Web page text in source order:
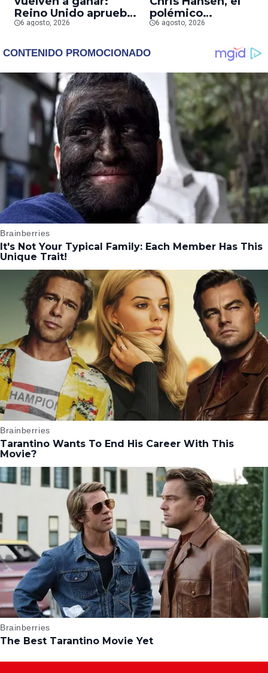
Reino Unido aprueba
la fusión entre
6 agosto, 2026
polémico
presentador que
interpreta en su
nueva película
6 agosto, 2026